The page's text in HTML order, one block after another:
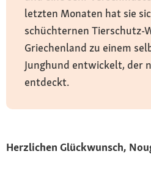
letzten Monaten hat sie
schüchternen Tierschutz-
Griechenland zu einem
Junghund entwickelt, der
entdeckt.
Herzlichen Glückwunsch,